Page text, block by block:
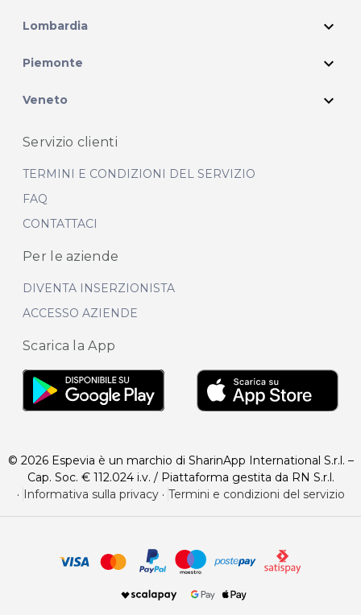
Lombardia expand_more
Piemonte expand_more
Veneto expand_more
Servizio clienti
TERMINI E CONDIZIONI DEL SERVIZIO
FAQ
CONTATTACI
Per le aziende
DIVENTA INSERZIONISTA
ACCESSO AZIENDE
Scarica la App
© 2026 Espevia è un marchio di SharinApp International S.r.l. –
Cap. Soc. € 112.024 i.v. / Piattaforma gestita da RN S.r.l.
· Informativa sulla privacy· Termini e condizioni del servizio